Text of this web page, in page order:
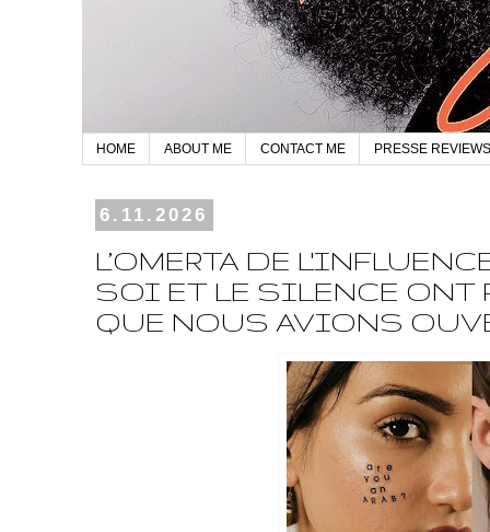
HOME ABOUT ME CONTACT ME PRESSE REVIEWS
6.11.2026
L’OMERTA DE
SOI ET LE SILENCE ONT
QUE NOUS AVIONS